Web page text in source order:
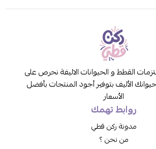
القطط و الحيوانات الاليفة نحرص على
الأليف بتوفير أجود المنتجات بأفضل
الأسعار
روابط تهمك
مدونة ركن قطي
من نحن ؟